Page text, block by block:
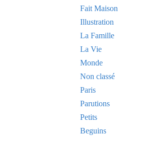
Fait Maison
Illustration
La Famille
La Vie
Monde
Non classé
Paris
Parutions
Petits
Beguins